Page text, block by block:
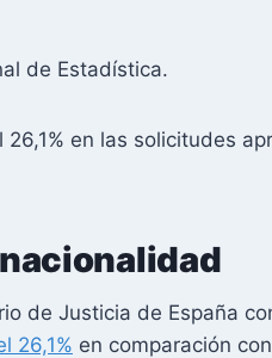
de Estadística.
en las solicitudes
de Justicia de España
26,1% en comparación